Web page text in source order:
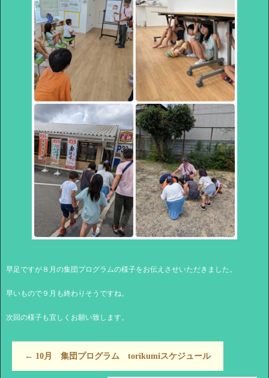
早足ですが８月の集団プログラムの様子をお伝えさせいただきました。
早いもので９月も終わりそうですね。
次回の様子も宜しくお願い致します。
← 10月 集団プログラム torikumiスケジュール